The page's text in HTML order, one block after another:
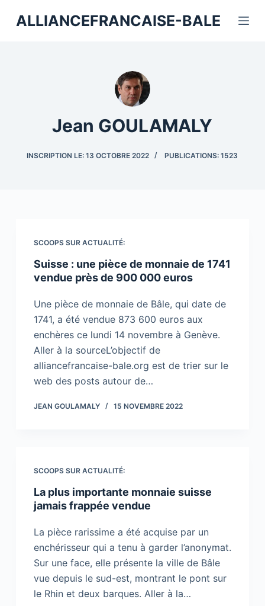
aALLIANCEFRANCAISE-BALE
Jean GOULAMALY
INSCRIPTION LE: 13 OCTOBRE 2022 PUBLICATIONS: 1523
SCOOPS SUR ACTUALITÉ:
Suisse : une pièce de monnaie de 1741
vendue près de 900 000 euros
Une pièce de monnaie de Bâle, qui date de
1741, a été vendue 873 600 euros aux
enchères ce lundi 14 novembre à Genève.
Aller à la sourceL’objectif de
alliancefrancaise-bale.org est de trier sur le
web des posts autour de…
JEAN GOULAMALY 15 NOVEMBRE 2022
SCOOPS SUR ACTUALITÉ:
La plus importante monnaie suisse
jamais frappée vendue
La pièce rarissime a été acquise par un
enchérisseur qui a tenu à garder l’anonymat.
Sur une face, elle présente la ville de Bâle
vue depuis le sud-est, montrant le pont sur
le Rhin et deux barques. Aller à la…